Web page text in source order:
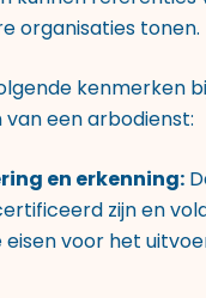
organisaties tonen.
kenmerken
een arbodienst:
en erkenning:
zijn en
voor het